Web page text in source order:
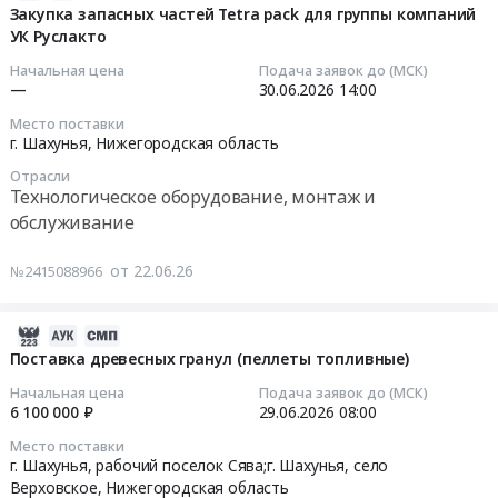
Закупка запасных частей Tetra paсk для группы компаний
УК Руслакто
Начальная цена
—
Подача заявок до (МСК)
30.06.2026 14:00
Место поставки
г. Шахунья, Нижегородская область
Отрасли
Технологическое оборудование, монтаж и
обслуживание
№2415088966 от 22.06.26
Поставка древесных гранул (пеллеты топливные)
Начальная цена
6 100 000 ₽
Подача заявок до (МСК)
29.06.2026 08:00
Место поставки
г. Шахунья, рабочий поселок Сява;г. Шахунья, село
Верховское, Нижегородская область